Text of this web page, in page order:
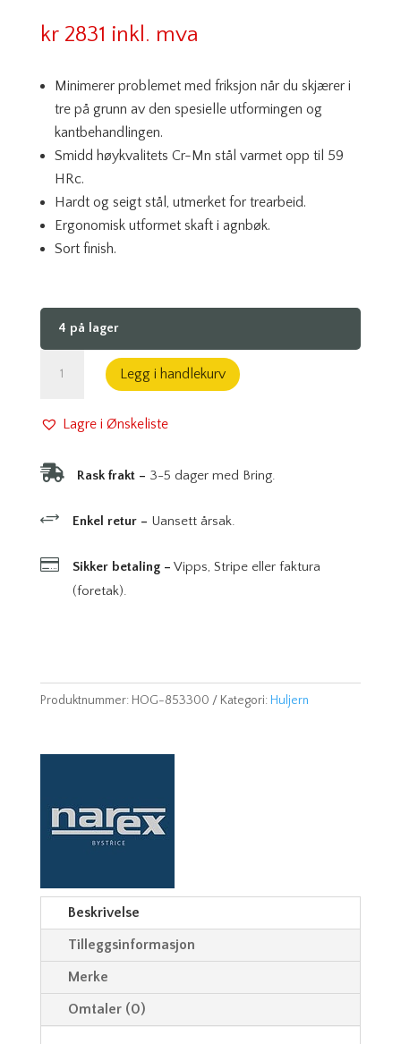
kr2831 inkl. mva
Minimerer problemet med friksjon når du skjærer i
tre på grunn av den spesielle utformingen og
kantbehandlingen.
Smidd høykvalitets Cr-Mn stål varmet opp til 59
HRc.
Hardt og seigt stål, utmerket for trearbeid.
Ergonomisk utformet skaft i agnbøk.
Sort finish.
4 på lager
Line
Presisjon
minimal
friksjon
detaljert
Legg i handlekurv
Lagre i Ønskeliste
 Rask frakt – 3-5 dager med Bring.
+ Enkel retur – Uansett årsak.
 Sikker betaling – Vipps, Stripe eller faktura
(foretak).
Produktnummer: HOG-853300 Kategori: Huljern
Beskrivelse
Tilleggsinformasjon
Merke
Omtaler (0)